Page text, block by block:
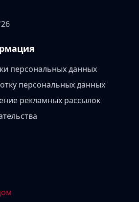
персональных данных
персональных данных
рекламных рассылок